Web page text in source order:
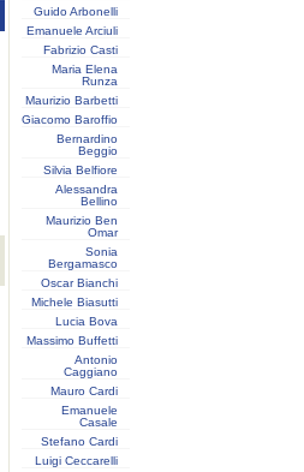
Guido Arbonelli
Emanuele Arciuli
Fabrizio Casti
Maria Elena
Runza
Maurizio Barbetti
Giacomo Baroffio
Bernardino
Beggio
Silvia Belfiore
Alessandra
Bellino
Maurizio Ben
Omar
Sonia
Bergamasco
Oscar Bianchi
Michele Biasutti
Lucia Bova
Massimo Buffetti
Antonio
Caggiano
Mauro Cardi
Emanuele
Casale
Stefano Cardi
Luigi Ceccarelli